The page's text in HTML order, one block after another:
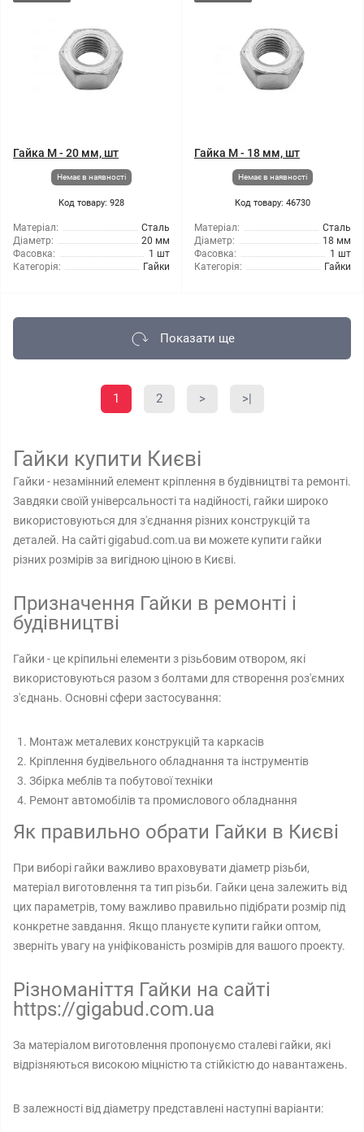
Гайка М - 20 мм, шт
Немає в наявності
Код товару: 928
Матеріал:
Сталь
Діаметр:
20 мм
Фасовка:
1 шт
Категорія:
Гайки
Гайка М - 18 мм, шт
Немає в наявності
Код товару: 46730
Матеріал:
Сталь
Діаметр:
18 мм
Фасовка:
1 шт
Категорія:
Гайки
Показати ще
1 2 > >|
Гайки купити Києві
Гайки - незамінний елемент кріплення в будівництві та ремонті.
Завдяки своїй універсальності та надійності, гайки широко
використовуються для з'єднання різних конструкцій та
деталей. На сайті gigabud.com.ua ви можете купити гайки
різних розмірів за вигідною ціною в Києві.
Призначення Гайки в ремонті і
будівництві
Гайки - це кріпильні елементи з різьбовим отвором, які
використовуються разом з болтами для створення роз'ємних
з'єднань. Основні сфери застосування:
Монтаж металевих конструкцій та каркасів
Кріплення будівельного обладнання та інструментів
Збірка меблів та побутової техніки
Ремонт автомобілів та промислового обладнання
Як правильно обрати Гайки в Києві
При виборі гайки важливо враховувати діаметр різьби,
матеріал виготовлення та тип різьби. Гайки цена залежить від
цих параметрів, тому важливо правильно підібрати розмір під
конкретне завдання. Якщо плануєте купити гайки оптом,
зверніть увагу на уніфікованість розмірів для вашого проекту.
Різноманіття Гайки на сайті
https://gigabud.com.ua
За матеріалом виготовлення пропонуємо сталеві гайки, які
відрізняються високою міцністю та стійкістю до навантажень.
В залежності від діаметру представлені наступні варіанти: